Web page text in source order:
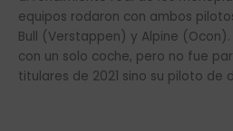
equipos rodaron con ambos
Bull (Verstappen) y Alpine
con un solo coche, pero no fue
titulares de 2021 sino su piloto de